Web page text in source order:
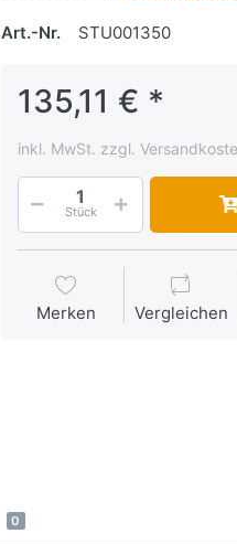
Art.-Nr. STU001350
135,11 € *
inkl. MwSt. zzgl.
Stück
Merken Vergleichen
0